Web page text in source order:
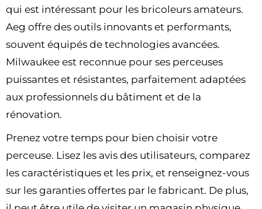
qui est intéressant pour les bricoleurs amateurs.
Aeg offre des outils innovants et performants,
souvent équipés de technologies avancées.
Milwaukee est reconnue pour ses perceuses
puissantes et résistantes, parfaitement adaptées
aux professionnels du bâtiment et de la
rénovation.
Prenez votre temps pour bien choisir votre
perceuse. Lisez les avis des utilisateurs, comparez
les caractéristiques et les prix, et renseignez-vous
sur les garanties offertes par le fabricant. De plus,